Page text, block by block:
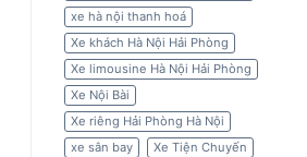
xe hà nội thanh hoá
Xe khách Hà Nội Hải Phòng
Xe limousine Hà Nội Hải Phòng
Xe Nội Bài
Xe riêng Hải Phòng Hà Nội
xe sân bay
Xe Tiện Chuyến